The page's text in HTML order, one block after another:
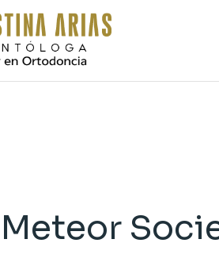
Meteor